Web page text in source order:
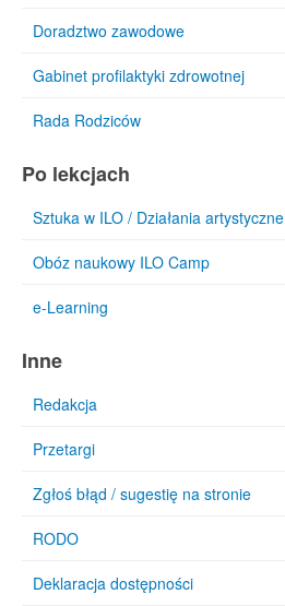
Doradztwo zawodowe
Gabinet profilaktyki zdrowotnej
Rada Rodziców
Po lekcjach
Sztuka w ILO / Działania artystyczne
Obóz naukowy ILO Camp
e-Learning
Inne
Redakcja
Przetargi
Zgłoś błąd / sugestię na stronie
RODO
Deklaracja dostępności